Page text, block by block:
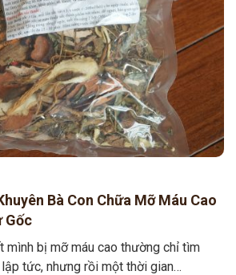
Bà Con Chữa Mỡ Máu Cao
Gốc
mình bị mỡ máu cao thường chỉ tìm
tức, nhưng rồi một thời gian…